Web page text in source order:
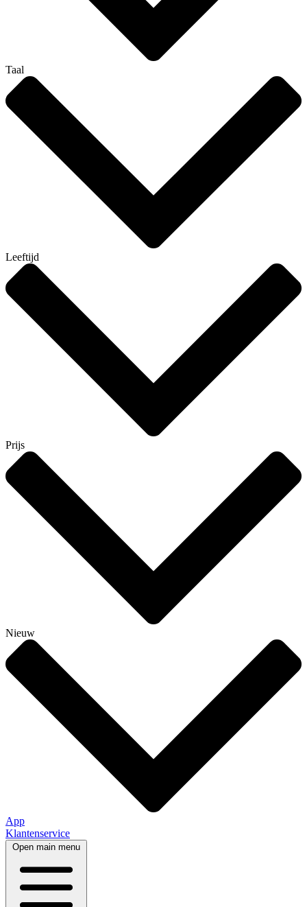
Taal
Leeftijd
Prijs
Nieuw
App
Klantenservice
Open main menu